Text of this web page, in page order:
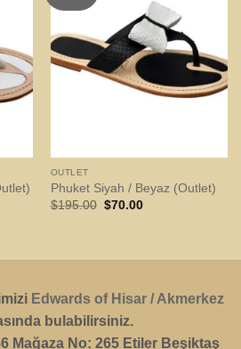
OUTLET
Phuket Siyah / Beyaz (Outlet)
$195.00 Orijinal
$70.00Şu
Edwards of Hisar / Akmerkez
bulabilirsiniz.
Mağaza No: 265 Etiler Beşiktaş